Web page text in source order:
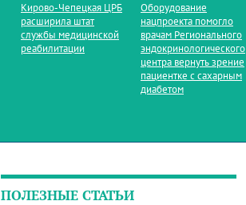
Кирово‑Чепецкая ЦРБ
расширила штат
службы медицинской
реабилитации
Оборудование
нацпроекта помогло
врачам Регионального
эндокринологического
центра вернуть зрение
пациентке с сахарным
диабетом
ПОЛЕЗНЫЕ СТАТЬИ